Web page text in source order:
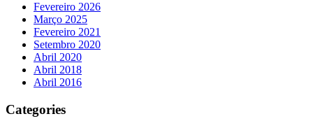
Fevereiro 2026
Março 2025
Fevereiro 2021
Setembro 2020
Abril 2020
Abril 2018
Abril 2016
Categories